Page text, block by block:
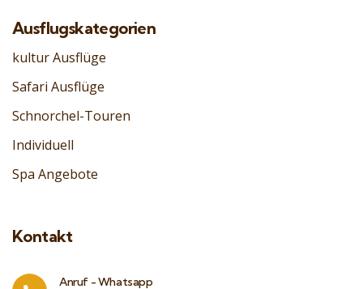
Ausflugskategorien
kultur Ausflüge
Safari Ausflüge
Schnorchel-Touren
Individuell
Spa Angebote
Kontakt
Anruf - Whatsapp